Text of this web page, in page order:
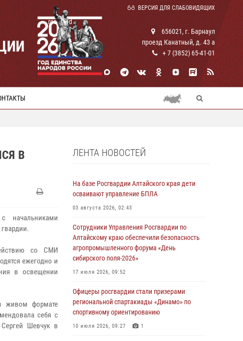
ВЕРСИЯ ДЛЯ СЛАБОВИДЯЩИХ
rosguard
656021, г. Барнаул
проезд Канатный, д. 43 а
+ 7 (3852) 65-41-01
В
начальниками
со СМИ
ежегодно и
в освещении
живом формате
себя с
Шевчук в
ЛЕНТА НОВОСТЕЙ
На базе Росгвардии Алтайского края дети
осваивают управление БПЛА
03 августа 2026, 02:43
Сотрудники Управления Росгвардии по
Алтайскому краю обеспечили безопасность
агропромышленного форума «День
сибирского поля-2026»
17 июля 2026, 09:52
Офицеры росгвардии стали призерами
региональной спартакиады «Динамо» по
спортивному ориентированию
10 июля 2026, 09:27 1